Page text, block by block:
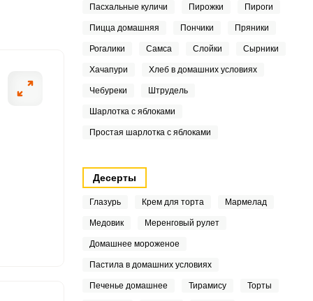
Пасхальные куличи Пирожки Пироги
Пицца домашняя Пончики Пряники
Рогалики Самса Слойки Сырники
Хачапури Хлеб в домашних условиях
Чебуреки Штрудель
Шарлотка с яблоками
Простая шарлотка с яблоками
Десерты
Глазурь Крем для торта Мармелад
Медовик Меренговый рулет
Домашнее мороженое
Пастила в домашних условиях
Печенье домашнее Тирамису Торты